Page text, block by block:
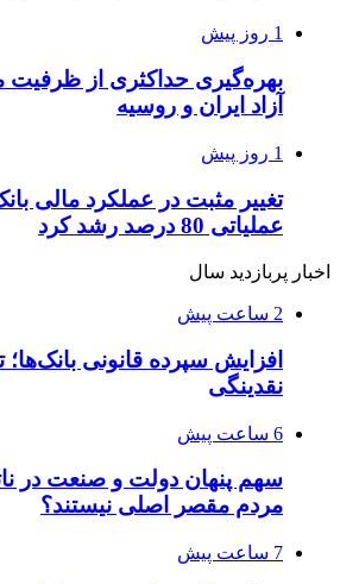
1 روز پیش
بهره‌گیری حداکثری از ظرفیت
آزاد ایران و روسیه
1 روز پیش
تغییر مثبت در عملکرد مالی
عملیاتی 80 درصد رشد کرد
اخبار پربازدید سال
2 ساعت پیش
افزایش سپرده قانونی بانک‌ها؛
نقدینگی
6 ساعت پیش
سهم پنهان دولت و صنعت در
مردم مقصر اصلی نیستند؟
7 ساعت پیش